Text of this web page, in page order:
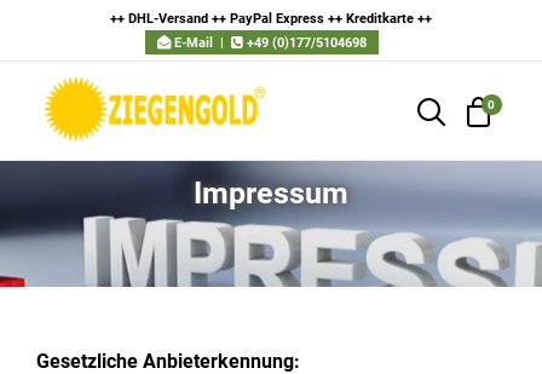
++ DHL-Versand ++ PayPal Express ++ Kreditkarte ++
E-Mail
| +49 (0)177/5104698
0
Impressum
Gesetzliche Anbieterkennung: